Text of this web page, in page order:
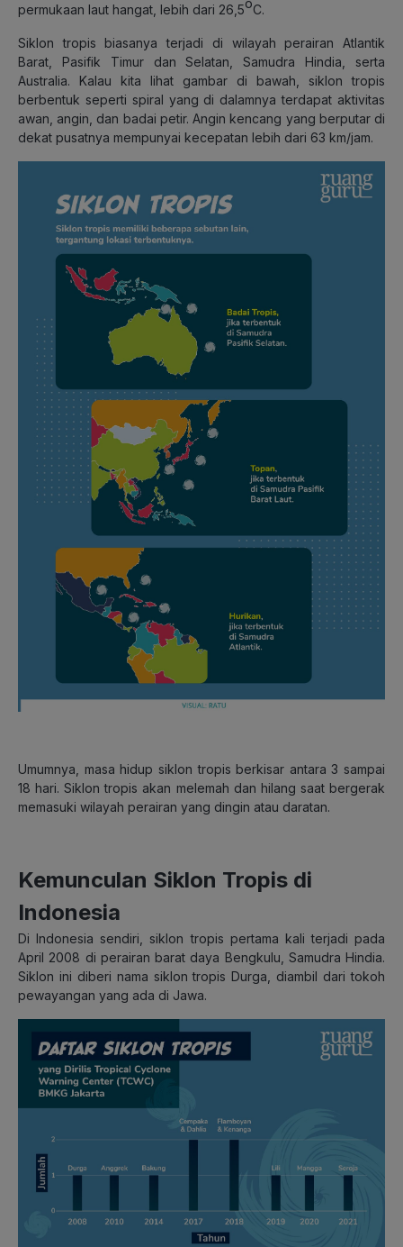
permukaan laut hangat, lebih dari 26,5
C.
Siklon tropis biasanya terjadi di wilayah perairan Atlantik
Barat, Pasifik Timur dan Selatan, Samudra Hindia, serta
Australia. Kalau kita lihat gambar di bawah, siklon tropis
berbentuk seperti spiral yang di dalamnya terdapat aktivitas
awan, angin, dan badai petir. Angin kencang yang berputar di
dekat pusatnya mempunyai kecepatan lebih dari 63 km/jam.
Umumnya, masa hidup siklon tropis berkisar antara 3 sampai
18 hari. Siklon tropis akan melemah dan hilang saat bergerak
memasuki wilayah perairan yang dingin atau daratan.
Kemunculan Siklon Tropis di
Indonesia
Di Indonesia sendiri, siklon tropis pertama kali terjadi pada
April 2008 di perairan barat daya Bengkulu, Samudra Hindia.
Siklon ini diberi nama siklon tropis Durga, diambil dari tokoh
pewayangan yang ada di Jawa.